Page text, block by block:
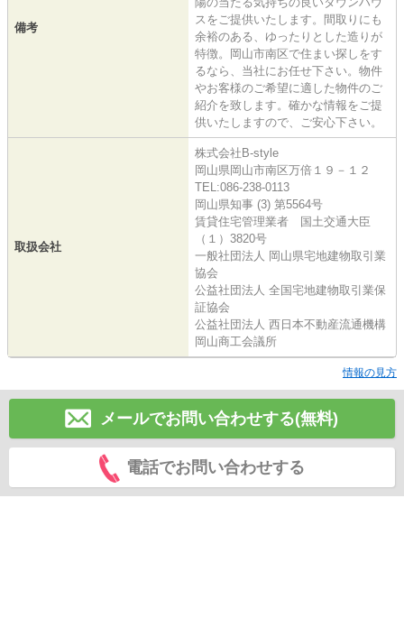
備考
スをご提供いたします。間取りにも
余裕のある、ゆったりとした造りが
特徴。岡山市南区で住まい探しをす
るなら、当社にお任せ下さい。物件
やお客様のご希望に適した物件のご
紹介を致します。確かな情報をご提
供いたしますので、ご安心下さい。
取扱会社
株式会社B-style
岡山県岡山市南区万倍１９－１２
TEL:086-238-0113
岡山県知事 (3) 第5564号
賃貸住宅管理業者 国土交通大臣
（１）3820号
一般社団法人 岡山県宅地建物取引業
協会
公益社団法人 全国宅地建物取引業保
証協会
公益社団法人 西日本不動産流通機構
岡山商工会議所
情報の見方
メールでお問い合わせする(無料)
電話でお問い合わせする